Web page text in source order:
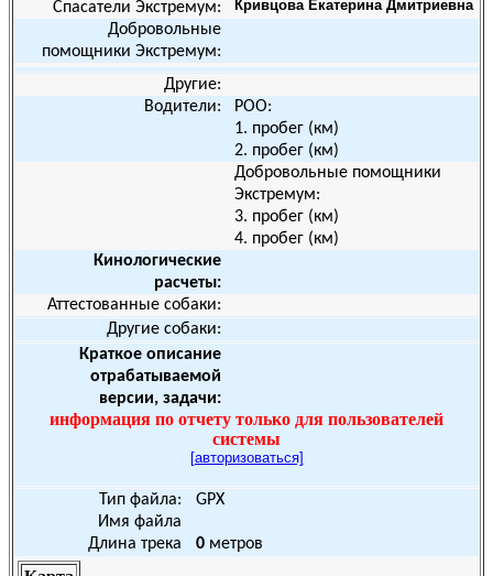
Спасатели Экстремум:
Кривцова Екатерина Дмитриевна
Добровольные
помощники Экстремум:
Другие:
Водители:
РОО:
1. пробег (км)
2. пробег (км)
Добровольные помощники
Экстремум:
3. пробег (км)
4. пробег (км)
Кинологические
расчеты:
Аттестованные собаки:
Другие собаки:
Краткое описание
отрабатываемой
версии, задачи:
информация по отчету только для пользователей
системы
[авторизоваться]
Тип файла:
GPX
Имя файла
Длина трека
0 метров